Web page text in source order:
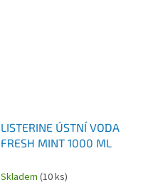
LISTERINE ÚSTNÍ VODA
FRESH MINT 1000 ML
Skladem (10 ks)